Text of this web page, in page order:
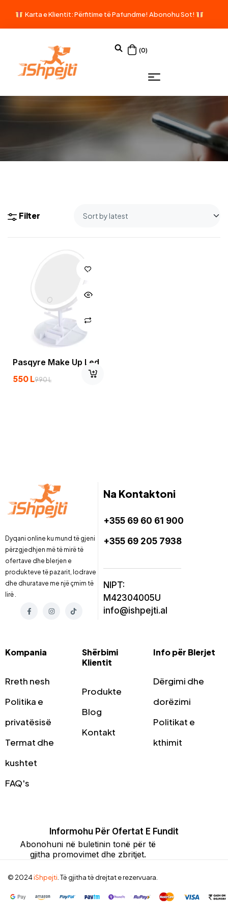
Karta e Klientit: Përfitime të Pafundme! Abonohu Sot!
(0)
Filter
Pasqyre Make Up Led
990L
550L
Dyqani online ku mund të gjeni
përzgjedhjen më të mirë të
ofertave dhe blerjen e
produkteve të pazarit, lodrave
dhe dhuratave me një çmim të
lirë .
Na Kontaktoni
+355 69 60 61 900
+355 69 205 7938
NIPT:
M42304005U
info@ishpejti.al
Kompania
Rreth nesh
Politika e
privatësisë
Termat dhe
kushtet
FAQ's
Shërbimi
Klientit
Produkte
Blog
Kontakt
Info për Blerjet
Dërgimi dhe
dorëzimi
Politikat e
kthimit
Informohu Për Ofertat E Fundit
Abonohuni në buletinin tonë për të
gjitha promovimet dhe zbritjet.
© 2024iShpejti. Të gjitha të drejtat e rezervuara.